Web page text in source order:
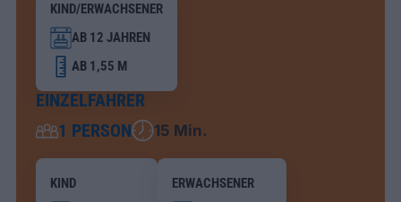
KIND/ERWACHSENER
AB 12 JAHREN
AB 1,55 M
EINZELFAHRER
1 PERSON
15 Min.
KIND
ERWACHSENER